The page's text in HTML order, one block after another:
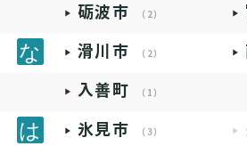
砺波市 （2）
滑川市 （2）
入善町 （1）
氷見市 （3）